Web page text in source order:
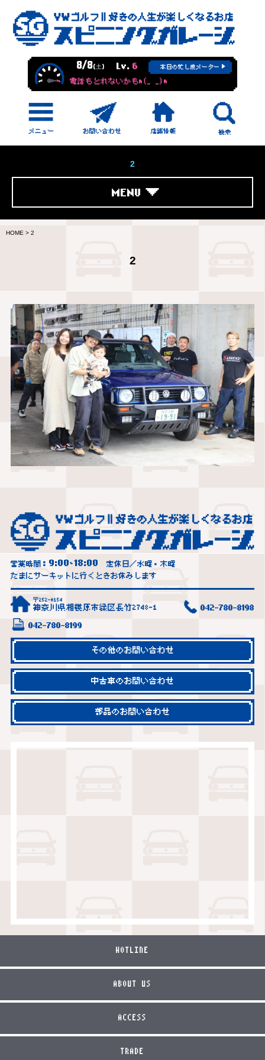
8/8(土) Lv. 6 本日の忙し度メーター
電話もとれないかもm(_ _)m
2
MENU
HOME > 2
2
営業時間： 9:00~18:00
定休日／水曜・木曜
たまにサーキットに行くときお休みします
〒252-0154
神奈川県相模原市緑区長竹2748-1 042-780-8198
042-780-8199
その他のお問い合わせ
中古車のお問い合わせ
部品のお問い合わせ
HOTLINE
ABOUT US
ACCESS
TRADE